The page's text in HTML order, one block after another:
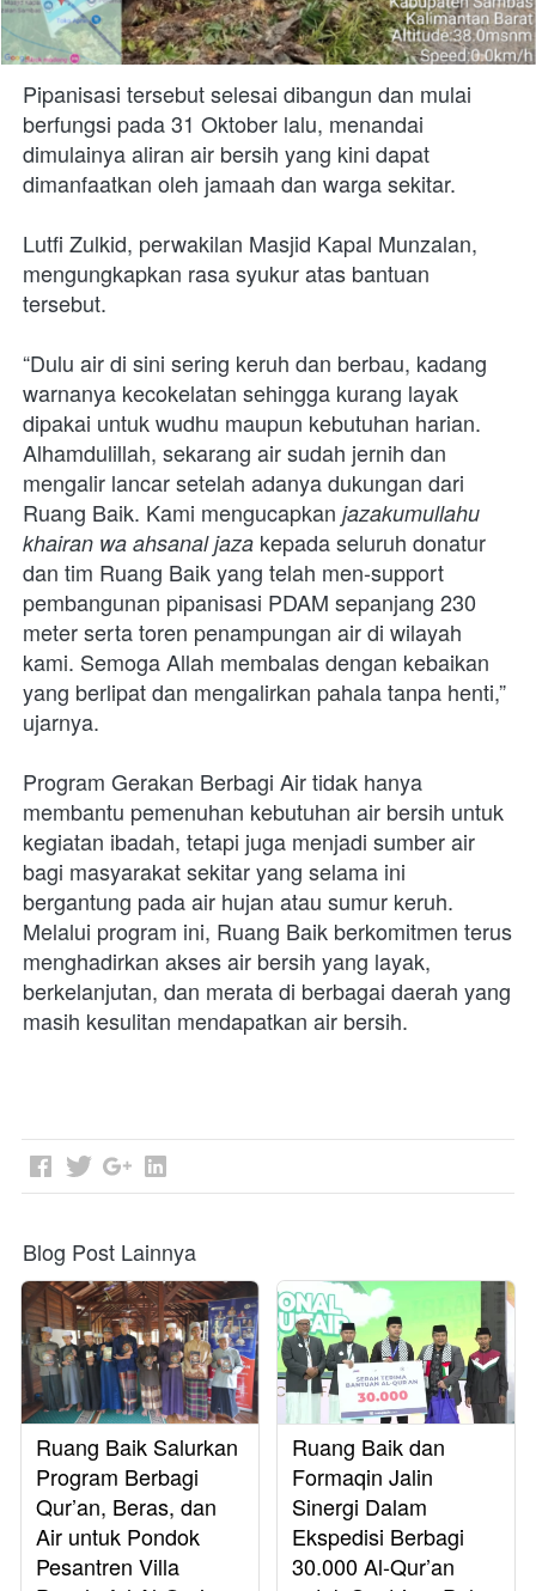
Pipanisasi tersebut selesai dibangun dan mulai
berfungsi pada 31 Oktober lalu, menandai
dimulainya aliran air bersih yang kini dapat
dimanfaatkan oleh jamaah dan warga sekitar.
Lutfi Zulkid, perwakilan Masjid Kapal Munzalan,
mengungkapkan rasa syukur atas bantuan
tersebut.
“Dulu air di sini sering keruh dan berbau, kadang
warnanya kecokelatan sehingga kurang layak
dipakai untuk wudhu maupun kebutuhan harian.
Alhamdulillah, sekarang air sudah jernih dan
mengalir lancar setelah adanya dukungan dari
Ruang Baik. Kami mengucapkan jazakumullahu
khairan wa ahsanal jaza kepada seluruh donatur
dan tim Ruang Baik yang telah men-support
pembangunan pipanisasi PDAM sepanjang 230
meter serta toren penampungan air di wilayah
kami. Semoga Allah membalas dengan kebaikan
yang berlipat dan mengalirkan pahala tanpa henti,”
ujarnya.
Program Gerakan Berbagi Air tidak hanya
membantu pemenuhan kebutuhan air bersih untuk
kegiatan ibadah, tetapi juga menjadi sumber air
bagi masyarakat sekitar yang selama ini
bergantung pada air hujan atau sumur keruh.
Melalui program ini, Ruang Baik berkomitmen terus
menghadirkan akses air bersih yang layak,
berkelanjutan, dan merata di berbagai daerah yang
masih kesulitan mendapatkan air bersih.
Blog Post Lainnya
Ruang Baik Salurkan
Program Berbagi
Qur’an, Beras, dan
Air untuk Pondok
Pesantren Villa
Ruang Baik dan
Formaqin Jalin
Sinergi Dalam
Ekspedisi Berbagi
30.000 Al-Qur’an